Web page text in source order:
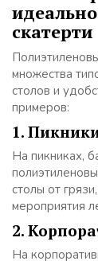
скатерти
множества
столов и
примеров:
1.
На пикниках,
столы от
мероприятия
2.
На